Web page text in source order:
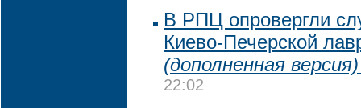
В РПЦ опровергли
Киево-Печерской
(дополненная версия)
22:02